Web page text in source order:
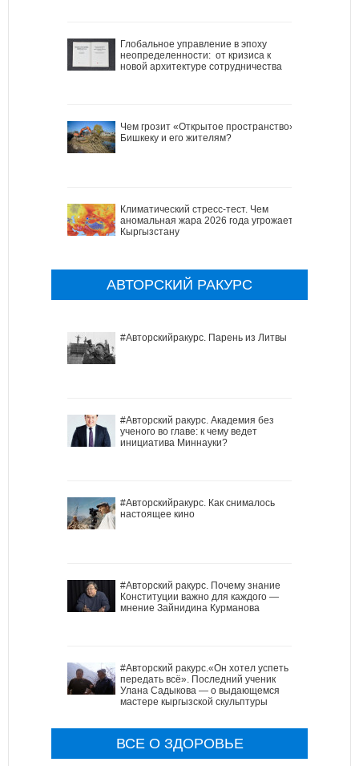
Глобальное управление в эпоху
неопределенности: от кризиса к
новой архитектуре сотрудничества
Чем грозит «Открытое пространство»
Бишкеку и его жителям?
Климатический стресс-тест. Чем
аномальная жара 2026 года угрожает
Кыргызстану
АВТОРСКИЙ РАКУРС
#Авторскийракурс. Парень из Литвы
#Авторский ракурс. Академия без
ученого во главе: к чему ведет
инициатива Миннауки?
#Авторскийракурс. Как снималось
настоящее кино
#Авторский ракурс. Почему знание
Конституции важно для каждого —
мнение Зайнидина Курманова
#Авторский ракурс.«Он хотел успеть
передать всё». Последний ученик
Улана Садыкова — о выдающемся
мастере кыргызской скульптуры
ВСЕ О ЗДОРОВЬЕ